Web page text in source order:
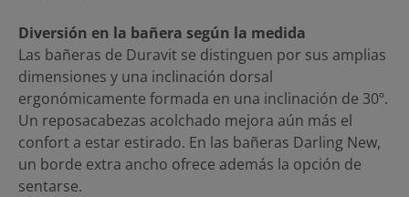
Diversión en la bañera según la medida
Las bañeras de Duravit se distinguen por sus amplias
dimensiones y una inclinación dorsal
ergonómicamente formada en una inclinación de 30º.
Un reposacabezas acolchado mejora aún más el
confort a estar estirado. En las bañeras Darling New,
un borde extra ancho ofrece además la opción de
sentarse.